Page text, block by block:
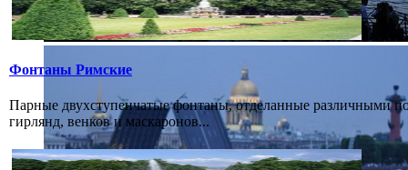
Фонтаны Римские
Парные двухступенчатые фонтаны, отделанные различными
гирлянд, венков и маскаронов...